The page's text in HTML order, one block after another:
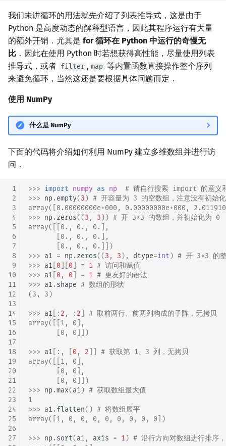
我们未讲循环的用法就先介绍了列表推导式，这是由于
Python 是高度动态的解释型语言，因此其程序运行有大量
的额外开销．尤其是 for 循环在 Python 中运行的奇慢无
比 ．因此在使用 Python 时若想获得高性能，尽量使用列表
推导式，或者 filter , map 等内置函数直接操作整个序列
来避免循环，当然这还是要根据具体问题而定．
使用 NumPy
什么是 NumPy
下面的代码将介绍如何利用 NumPy 建立多维数组并进行访
问．
1
2
3
4
5
6
7
8
9
10
11
12
13
14
15
16
17
18
19
20
21
22
23
24
25
26
27
>>> import numpy as np
# 请自行搜索 import 的意义
>>> np .empty(3) # 开容量为 3 的空数组，注意没有初始
array([0.00000000e+000, 0.00000000e+000,
>>> np .zeros((3 , 3)) # 开 3*3 的数组，并初始化为 0
array([[0., 0., 0.],
       [0., 0., 0.],
       [0., 0., 0.]])
>>> a1 = np .zeros((3 , 3), dtype=int) # 开 3×3 的
>>> a1 0 0 = 1 # 访问和赋值
>>> a1 0, 0 = 1 # 更友好的语法
>>> a1 .shape # 数组的形状
(3, 3)
>>> a1 [: 2 , : 2
# 取前两行、前两列构成的子阵，无拷贝
array([[1, 0],
       [0, 0]])
>>> a1 [:, 0, 2
# 获取第 1、3 列，无拷贝
array([[1, 0],
       [0, 0],
       [0, 0]])
>>> np .max(a1) # 获取数组最大值
1
>>> a1 .flatten() # 将数组展平
array([1, 0, 0, 0, 0, 0, 0, 0, 0])
>>> np .sort(a1 , axis = 1) # 沿行方向对数组进行排序